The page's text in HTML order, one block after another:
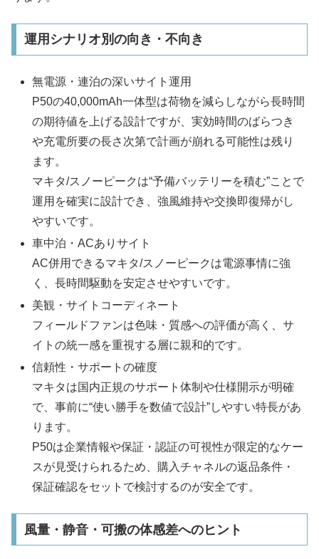
運用シナリオ別の向き・不向き
無電源・連泊の深いサイト運用
P50の40,000mAh一体型は荷物を減らしながら長時間
の期待値を上げる設計ですが、実効時間のばらつき
や充電所要の長さ次第で計画が崩れる可能性は残り
ます。
マキタ/スノーピークは“予備バッテリーを積む”ことで
運用を確実に設計でき、強風維持や交換即復帰がし
やすいです。
車中泊・ACありサイト
AC併用できるマキタ/スノーピークは電源事情に強
く、長時間駆動を安定させやすいです。
美観・サイトコーディネート
フィールドファンは色味・質感への評価が高く、サ
イトの統一感を重視する層に親和的です。
信頼性・サポートの確度
マキタは国内正規のサポート体制や仕様開示が明確
で、事前に“使い勝手を数値で設計”しやすい特長があ
ります。
P50は企業情報や保証・認証の可視性が限定的なケー
スが見受けられるため、購入チャネルの返品条件・
保証確認をセットで検討するのが安全です。
風量・静音・可搬の体感差へのヒント